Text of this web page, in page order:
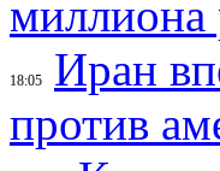
миллиона
18:05
Иран
против